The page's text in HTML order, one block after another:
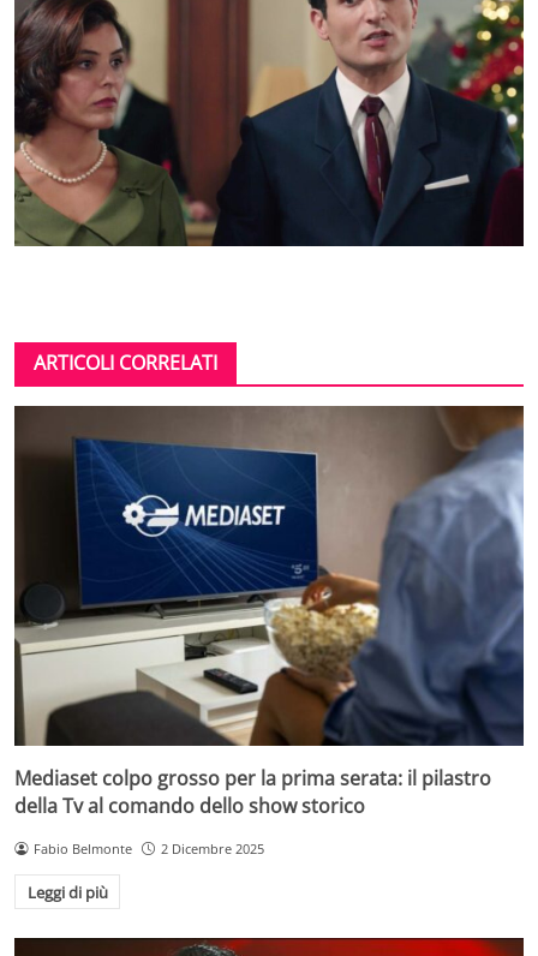
ARTICOLI CORRELATI
Mediaset colpo grosso per la prima serata: il pilastro
della Tv al comando dello show storico
Fabio Belmonte 2 Dicembre 2025
Leggi di più